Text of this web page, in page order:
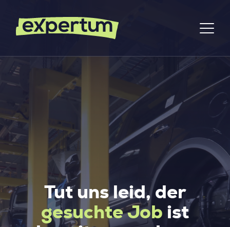
Tut uns leid, der
gesuchte Job ist